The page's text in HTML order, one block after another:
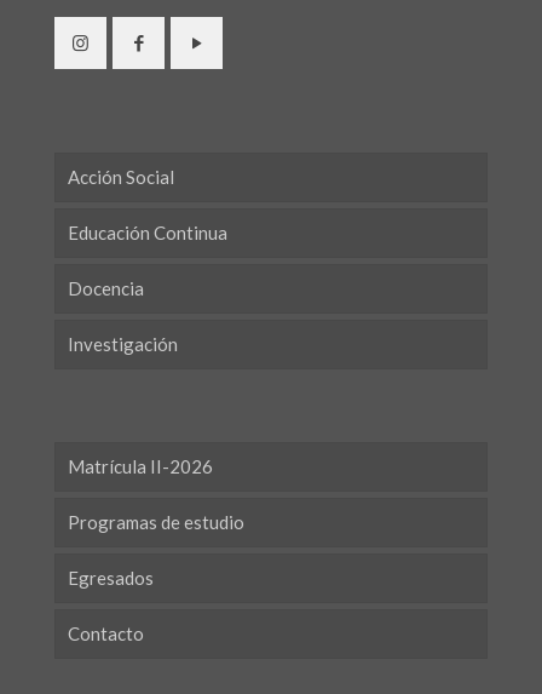
Acción Social
Educación Continua
Docencia
Investigación
Matrícula II-2026
Programas de estudio
Egresados
Contacto